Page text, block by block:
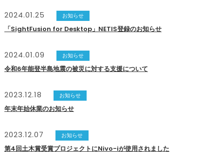
2024.01.25 お知らせ
「SightFusion for Desktop」NETIS登録のお知らせ
2024.01.09 お知らせ
令和6年能登半島地震の被災に対する支援について
2023.12.18 お知らせ
年末年始休業のお知らせ
2023.12.07 お知らせ
第4回土木賞受賞プロジェクトにNivo-iが使用されました